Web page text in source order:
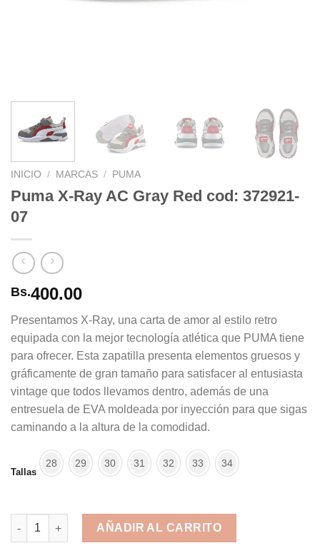
INICIO / MARCAS / PUMA
Puma X-Ray AC Gray Red cod: 372921-
07
Bs.400.00
Presentamos X-Ray, una carta de amor al estilo retro
equipada con la mejor tecnología atlética que PUMA tiene
para ofrecer. Esta zapatilla presenta elementos gruesos y
gráficamente de gran tamaño para satisfacer al entusiasta
vintage que todos llevamos dentro, además de una
entresuela de EVA moldeada por inyección para que sigas
caminando a la altura de la comodidad.
Tallas
28 29 30 31 32 33 34
Puma X-Ray AC Gray Red cod: 372921-07 cantidad
AÑADIR AL CARRITO